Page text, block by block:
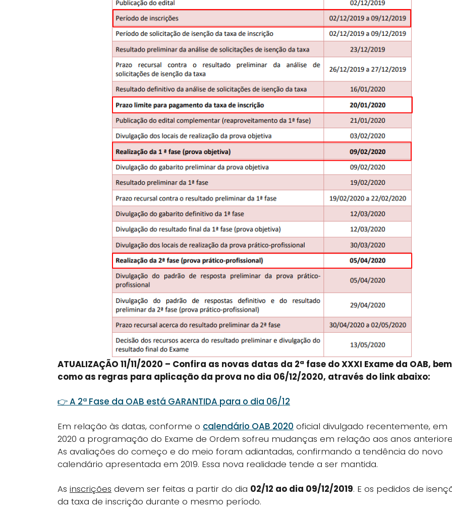
ATUALIZAÇÃO 11/11/2020 – Confira as novas datas da 2ª fase do XXXI Exame da OAB, bem
como as regras para aplicação da prova no dia 06/12/2020, através do link abaixo:
👉 A 2ª Fase da OAB está GARANTIDA para o dia 06/12
Em relação às datas, conforme o calendário OAB 2020 oficial divulgado recentemente, em
2020 a programação do Exame de Ordem sofreu mudanças em relação aos anos
As avaliações do começo e do meio foram adiantadas, confirmando a tendência do novo
calendário apresentada em 2019. Essa nova realidade tende a ser mantida.
As inscrições devem ser feitas a partir do dia 02/12 ao dia 09/12/2019. E os pedidos de
da taxa de inscrição durante o mesmo período.